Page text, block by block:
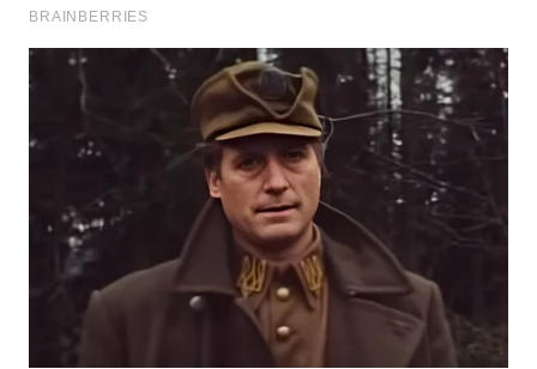
WN
NATUNA
WN
BINTAN
WN
MANDALIKA
WN